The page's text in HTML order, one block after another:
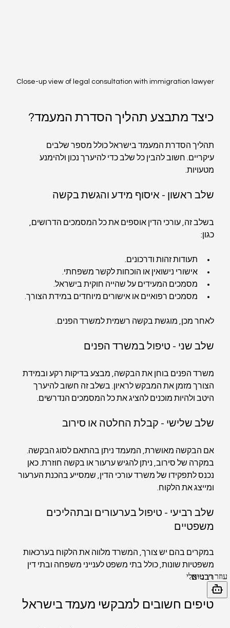
Close-up view of legal consultation with immigration lawyer
כיצד מתבצע תהליך הסדרת המעמד?
תהליך הסדרת המעמד בישראל כולל מספר שלבים
עיקריים. חשוב להבין כל שלב כדי להיערך נכון ולהימנע
מטעויות.
שלב ראשון - איסוף מידע והגשת בקשה
בשלב זה, עורכי הדין אוספים את כל המסמכים הדרושים,
כגון:
תעודות זהות ודרכונים.
אישורי נישואין או הוכחות לקשר משפחתי.
מסמכים המעידים על שהייה חוקית בישראל.
מסמכים רפואיים או אישורים מיוחדים במידת הצורך.
לאחר מכן, מוגשת בקשה רשמית למשרד הפנים.
שלב שני - טיפול במשרד הפנים
משרד הפנים בוחן את הבקשה, מבצע בדיקות רקע ובמידת
הצורך מזמן את המבקש לראיון. בשלב זה חשוב להיערך
היטב ולהיות מוכנים להציג את כל המסמכים הנדרשים.
שלב שלישי - קבלת החלטה או סירוב
אם הבקשה מאושרת, המעמד ניתן בהתאם לסוג הבקשה.
במקרה של סירוב, ניתן להגיש ערעור או בקשה חוזרת. כאן
נכנס לתפקידו של משרד עורכי הדין, שמסייע בהכנת הערעור
ומייצג את הלקוח.
שלב רביעי - טיפול בערעורים ובתהליכים
משפטיים
במקרים בהם יש צורך, המשרד מלווה את הלקוח בערכאות
משפטיות שונות, כולל בתי משפט לענייני משפחה ובתי דין
רבניים.
טיפים חשובים למבקשי מעמד בישראל